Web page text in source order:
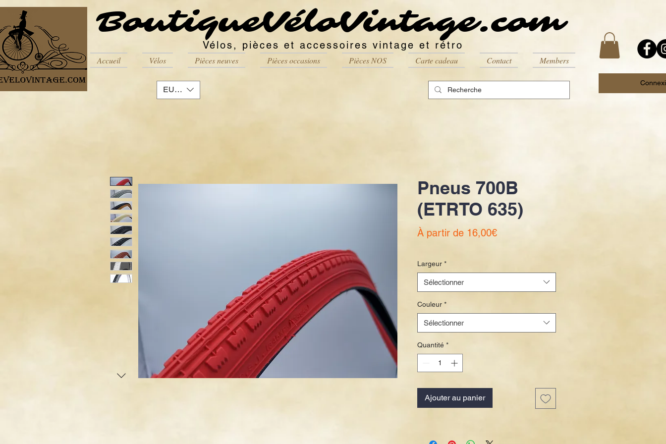
BoutiqueVéloVintage.com
Vélos, pièces et accessoires vintage et rétro
Accueil Vélos Pièces neuves Pièces occasions Pièces NOS Carte cadeau Contact Members
EUR (€)
Pneus 700B
(ETRTO 635)
À partir de 16,00€Prix
Largeur *
Sélectionner
Couleur *
Sélectionner
Quantité *
Ajouter au panier